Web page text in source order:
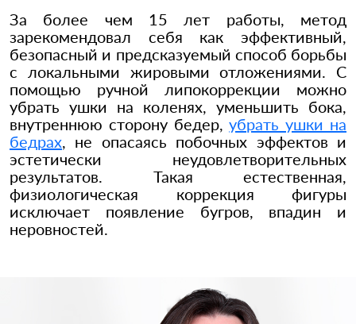
За более чем 15 лет работы, метод
зарекомендовал себя как эффективный,
безопасный и предсказуемый способ борьбы
с локальными жировыми отложениями. С
помощью ручной липокоррекции можно
убрать ушки на коленях, уменьшить бока,
внутреннюю сторону бедер,убрать ушки на
бедрах, не опасаясь побочных эффектов и
эстетически неудовлетворительных
результатов. Такая естественная,
физиологическая коррекция фигуры
исключает появление бугров, впадин и
неровностей.